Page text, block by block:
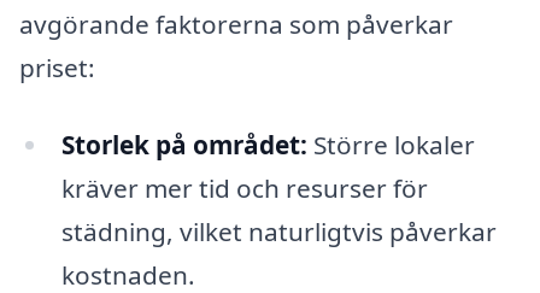
avgörande faktorerna som påverkar
priset:
Storlek på området: Större lokaler
kräver mer tid och resurser för
städning, vilket naturligtvis påverkar
kostnaden.